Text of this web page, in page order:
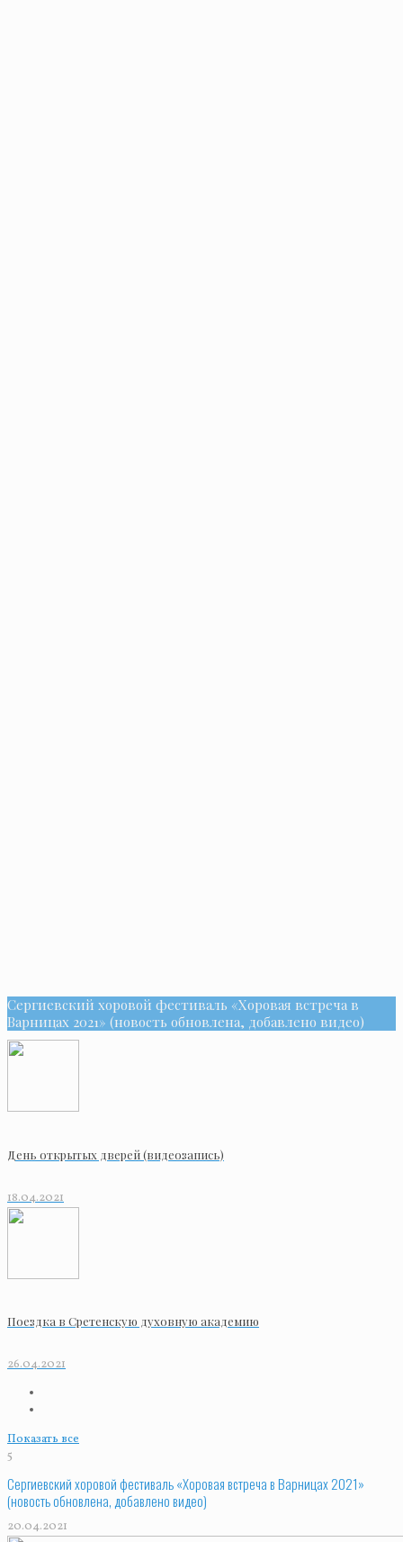
Сергиевский хоровой фестиваль «Хоровая встреча в
Варницах 2021» (новость обновлена, добавлено видео)
День открытых дверей (видеозапись)
18.04.2021
Поездка в Сретенскую духовную академию
26.04.2021
Показать все
5
Сергиевский хоровой фестиваль «Хоровая встреча в Варницах 2021»
(новость обновлена, добавлено видео)
20.04.2021